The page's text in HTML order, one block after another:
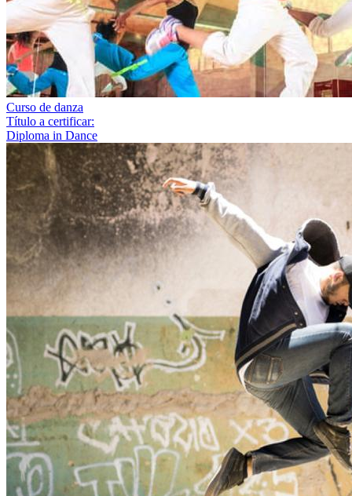
Curso de danza
Título a certificar:
Diploma in Dance